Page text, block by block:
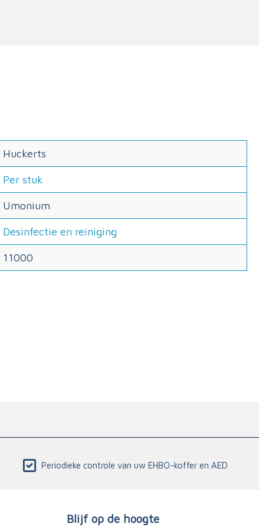
Huckerts
Per stuk
Umonium
Desinfectie en reiniging
11000
Periodieke controle van uw EHBO-koffer en AED
Blijf op de hoogte